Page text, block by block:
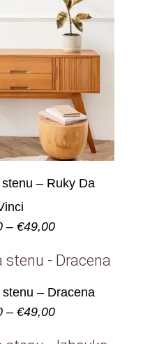
– Ruky Da
– €49,00Price
€34,00
€49,00
– Dracena
– €49,00Price